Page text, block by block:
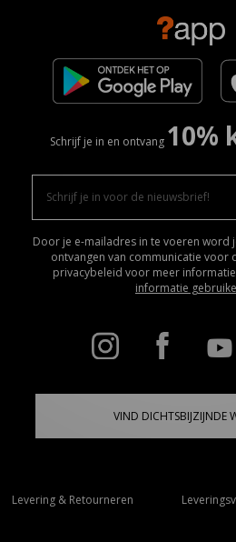
Schrijf je in en ontvang 10%
Door je e-mailadres in te voeren word
ontvangen van communicatie voor
privacybeleid voor meer
informatie
VIND DICHTSBIJZIJNDE
Levering & Retourneren